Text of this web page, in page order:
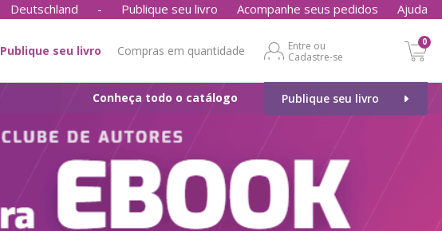
Deutschland - Publique seu livro Acompanhe seus pedidos Ajuda
Publique seu livro Compras em quantidade
Entre ou
Cadastre-se
0
Publique seu livro
Conheça todo o catálogo